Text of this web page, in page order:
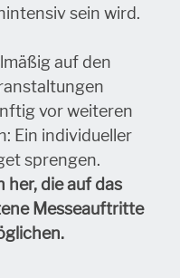
sein wird.
auf den
vor weiteren
Ein individueller
sprengen.
her, die auf das
Messeauftritte